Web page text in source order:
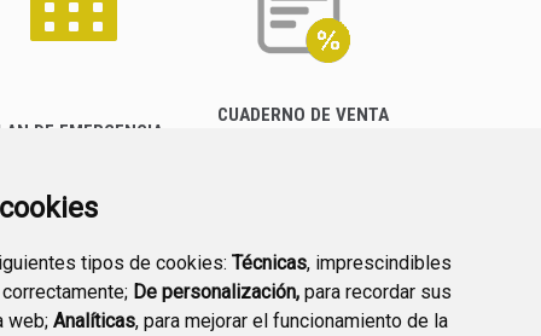
tipos de cookies: Técnicas, imprescindibles
De personalización, para recordar sus
web; Analíticas, para mejorar el funcionamiento de la
DE EMERGENCIA
CUADERNO DE VENTA